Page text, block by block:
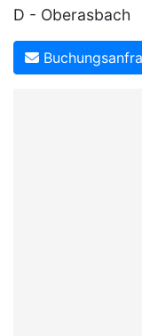
D - Oberasbach